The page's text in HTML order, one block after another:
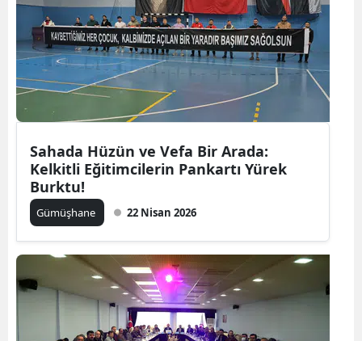
Çanakkale
Çankırı
Denizli
Diyarbakır
Erzincan
Erzurum
Eskişehir
Sahada Hüzün ve Vefa Bir Arada:
Kelkitli Eğitimcilerin Pankartı Yürek
Burktu!
Gümüşhane 22 Nisan 2026